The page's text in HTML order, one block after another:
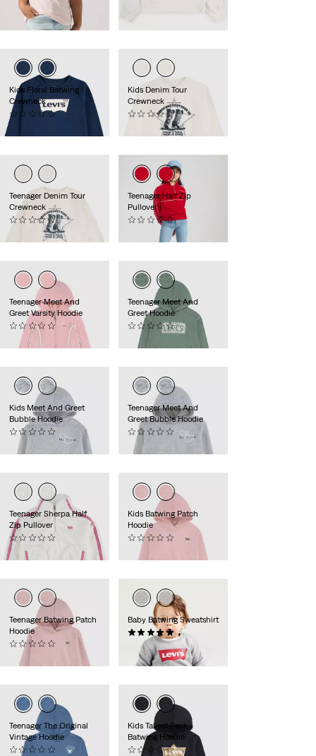
was
laagste 30-dagenprijs
(€ 34,97)
Kids Floral Batwing
Crewneck
(0)
Kids Denim Tour
Crewneck
(0)
Teenager Denim Tour
Crewneck
(0)
Teenager Half Zip
Pullover
(0)
Teenager Meet And
Greet Varsity Hoodie
(0)
€ 54,95
Teenager Meet And
Greet Hoodie
(0)
€ 49,95
Kids Meet And Greet
Bubble Hoodie
(0)
€ 44,95
Teenager Meet And
Greet Bubble Hoodie
(0)
€ 49,95
Teenager Sherpa Half
Zip Pullover
€ 54,95
Kids Batwing Patch
Hoodie
€ 39,95
Teenager Batwing Patch
Hoodie
(0)
€ 44,95
Baby Batwing Sweatshirt
(0)
€ 24,95
Teenager The Original
Vintage Hoodie
(0)
Kids Tallest Peak
Batwing Hoodie
(0)